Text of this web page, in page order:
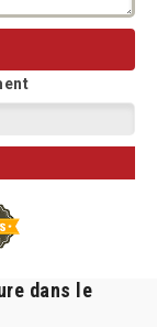
dans le